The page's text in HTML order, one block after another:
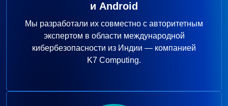
и Android
Мы разработали их совместно с авторитетным
экспертом в области международной
кибербезопасности из Индии — компанией
K7 Computing.